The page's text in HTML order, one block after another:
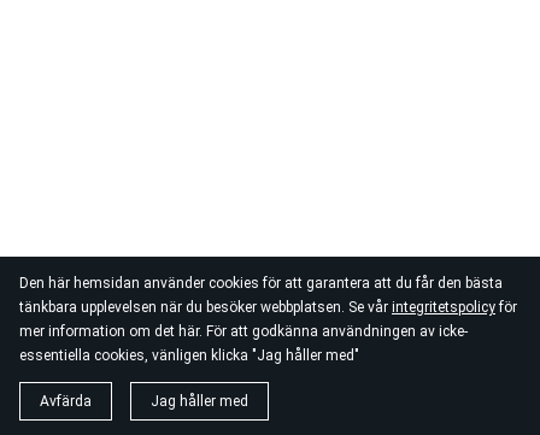
Den här hemsidan använder cookies för att garantera att du får den bästa
tänkbara upplevelsen när du besöker webbplatsen. Se vår integritetspolicyför
mer information om det här. För att godkänna användningen av icke-
essentiella cookies, vänligen klicka "Jag håller med"
Avfärda Jag håller med